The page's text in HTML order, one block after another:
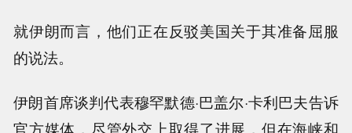
就伊朗而言，他们正在反驳美国关于其准备屈服
的说法。
伊朗首席谈判代表穆罕默德·巴盖尔·卡利巴夫告诉
官方媒体，尽管外交上取得了进展，但在海峡和